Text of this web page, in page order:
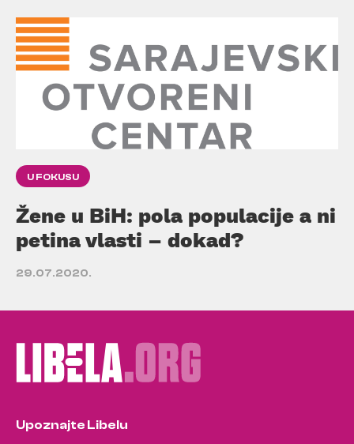
U FOKUSU
Žene u BiH: pola populacije a ni
petina vlasti – dokad?
29.07.2020.
Upoznajte Libelu